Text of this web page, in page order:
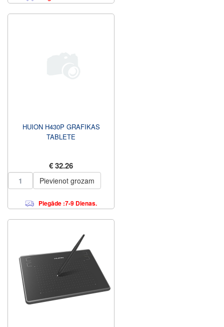
HUION H430P GRAFIKAS
TABLETE
€ 32.26
Pievienot grozam
Piegāde :7-9 Dienas.